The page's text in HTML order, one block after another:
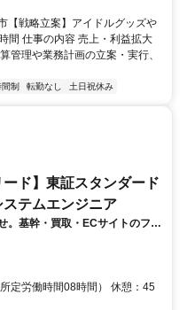
【戦略立案】アイドルグッズや
間 仕事の内容 売上・利益拡大
管理や業務計画の立案・実行、
制 転勤なし 土日祝休み
ード】東証スタンダード
ステムエンジニア
。基幹・買取・ECサイトのフロ
動)まで一貫して担当します。
がら最適な開発を推進しま
定労働時間08時間） 休憩：45